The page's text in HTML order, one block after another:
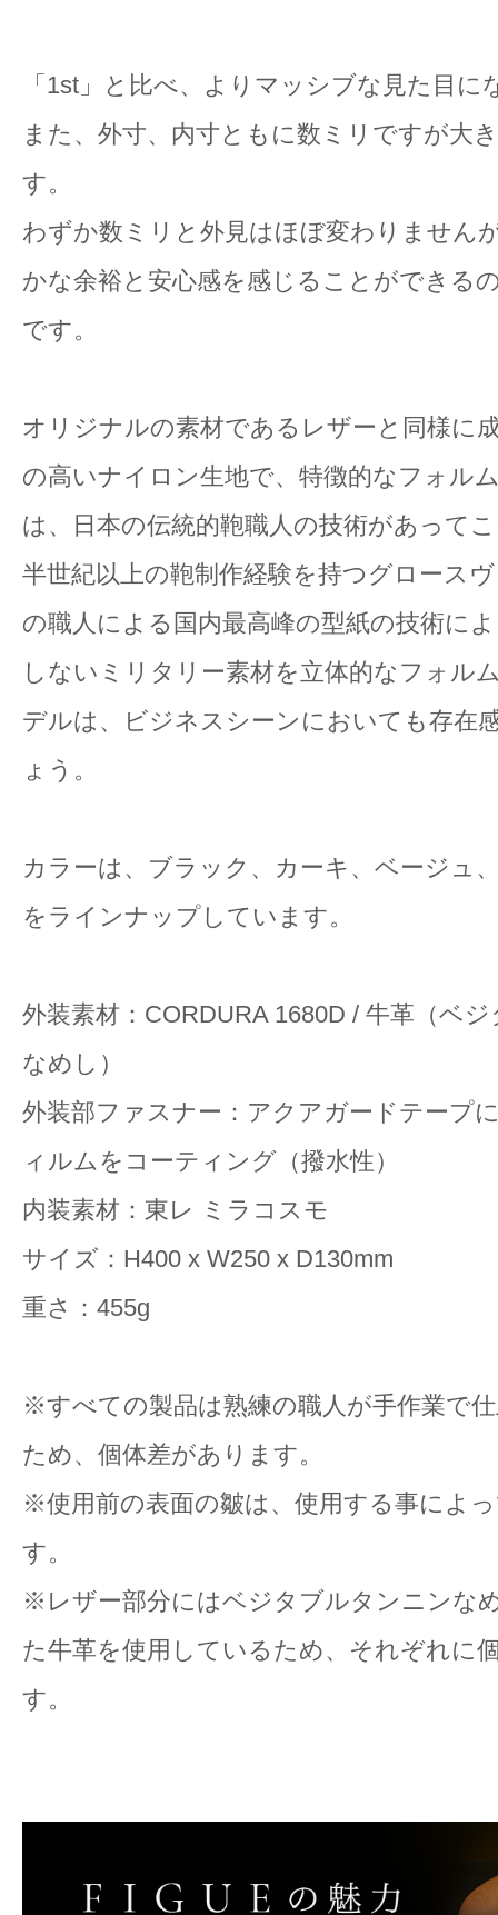
「1st」と比べ、よりマッシブな見た目に
また、外寸、内寸ともに数ミリですが大
す。
わずか数ミリと外見はほぼ変わりません
かな余裕と安心感を感じることができる
です。
オリジナルの素材であるレザーと同様に
の高いナイロン生地で、特徴的なフォル
は、日本の伝統的鞄職人の技術があって
半世紀以上の鞄制作経験を持つグロース
の職人による国内最高峰の型紙の技術に
しないミリタリー素材を立体的なフォル
デルは、ビジネスシーンにおいても存在
ょう。
カラーは、ブラック、カーキ、ベージュ
をラインナップしています。
外装素材：CORDURA 1680D / 牛革（ベ
なめし）
外装部ファスナー：アクアガードテープ
ィルムをコーティング（撥水性）
内装素材：東レ ミラコスモ
サイズ：H400 x W250 x D130mm
重さ：455g
※すべての製品は熟練の職人が手作業で
ため、個体差があります。
※使用前の表面の皺は、使用する事によ
す。
※レザー部分にはベジタブルタンニンな
た牛革を使用しているため、それぞれに
す。